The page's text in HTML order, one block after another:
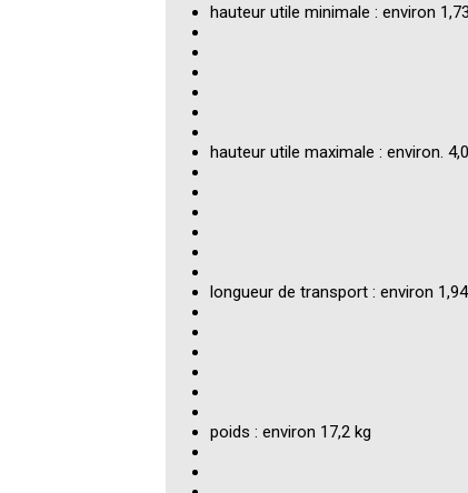
hauteur utile minimale : environ
hauteur utile maximale : environ.
longueur de transport : environ
poids : environ 17,2 kg